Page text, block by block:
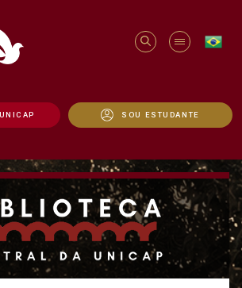
SOU ESTUDANTE
- Unicap